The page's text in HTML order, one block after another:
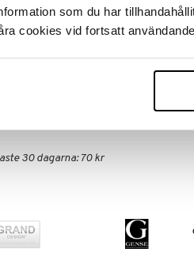
som du har
cookies vid fortsatt
stål
4 cm, Höjd: 4 cm, Längd: 19 cm
30 dagarna: 70 kr